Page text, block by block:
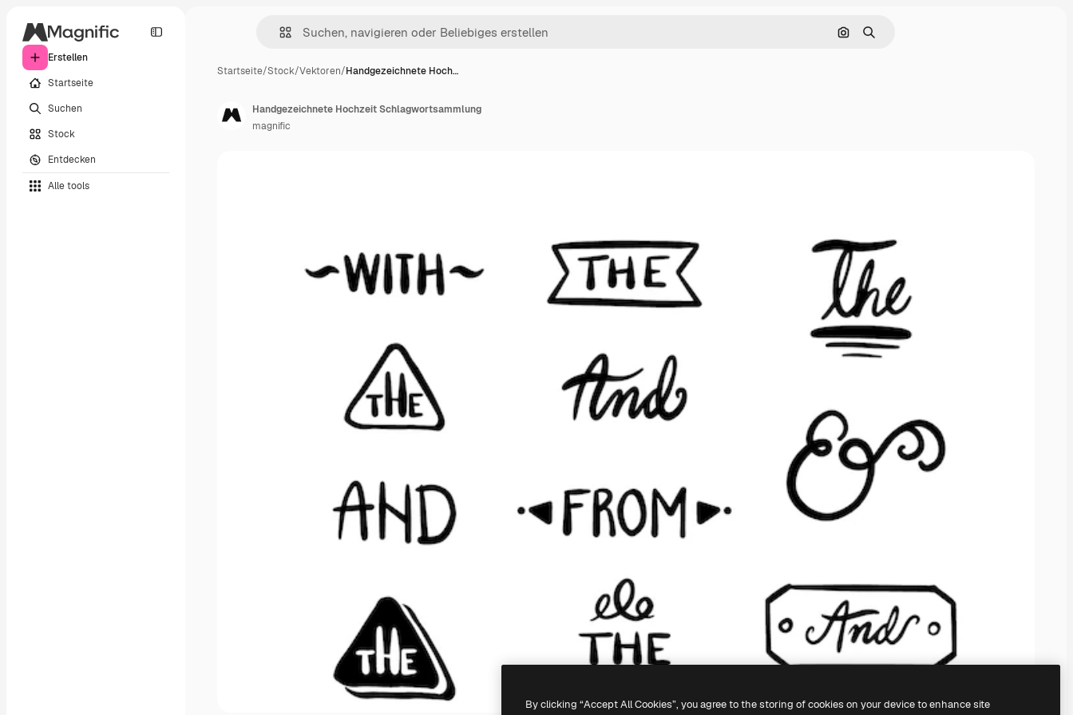
Erstellen
Startseite
Suchen
Stock
Entdecken
Alle tools
Nach Bild suchen
Suchen
Startseite/Stock/Vektoren/Handgezeichnete Hoch…
Handgezeichnete Hochzeit Schlagwortsammlung
magnific
By clicking “Accept All Cookies”, you agree to the storing of cookies on your device to enhance site